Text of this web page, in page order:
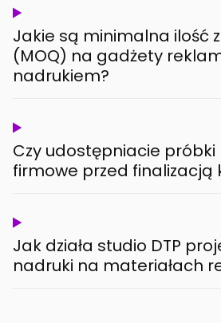
Jakie są minimalna ilość
(MOQ) na gadżety
nadrukiem?
Czy udostępniacie
firmowe przed finalizacją
Jak działa studio DTP
nadruki na materiałach